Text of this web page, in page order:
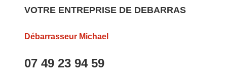
VOTRE ENTREPRISE DE DEBARRAS
Débarrasseur Michael
07 49 23 94 59